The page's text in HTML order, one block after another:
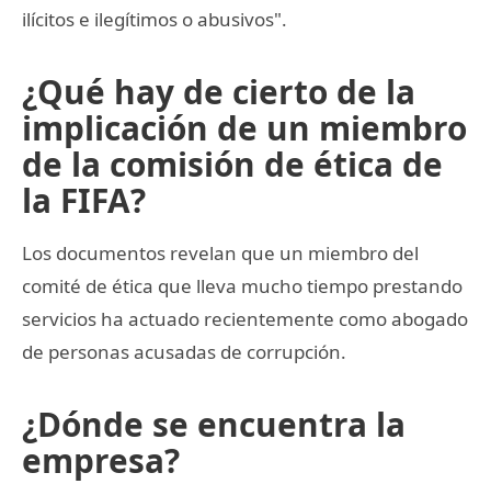
ilícitos e ilegítimos o abusivos".
¿Qué hay de cierto de la
implicación de un miembro
de la comisión de ética de
la FIFA?
Los documentos revelan que un miembro del
comité de ética que lleva mucho tiempo prestando
servicios ha actuado recientemente como abogado
de personas acusadas de corrupción.
¿Dónde se encuentra la
empresa?